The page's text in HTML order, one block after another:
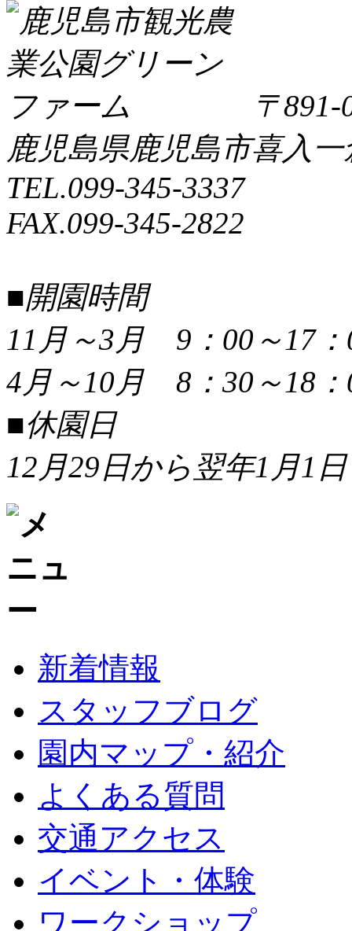
〒891-
鹿児島県鹿児島市喜入一
TEL.099-345-3337
FAX.099-345-2822
■開園時間
11月～3月 9：00～17：
4月～10月 8：30～18：
■休園日
12月29日から翌年1月1日
新着情報
スタッフブログ
園内マップ・紹介
よくある質問
交通アクセス
イベント・体験
ワークショップ